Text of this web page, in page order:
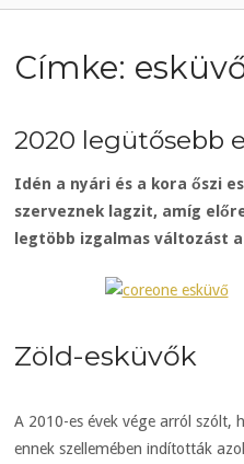
Címke:
2020 legütősebb
Idén a nyári és a kora őszi
szerveznek lagzit, amíg
legtöbb izgalmas változást
Zöld-esküvők
A 2010-es évek vége arról szólt,
ennek szellemében indították